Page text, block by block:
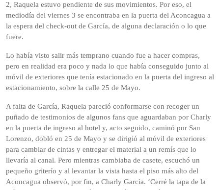
2, Raquela estuvo pendiente de sus movimientos. Por eso, el
mediodía del viernes 3 se encontraba en la puerta del Aconcagua a
la espera del check-out de García, de alguna declaración o lo que
fuere.
Lo había visto salir más temprano cuando fue a hacer compras,
pero en realidad era poco y nada lo que había conseguido junto al
móvil de exteriores que tenía estacionado en la puerta del ingreso al
estacionamiento, sobre la calle 25 de Mayo.
A falta de García, Raquela pareció conformarse con recoger un
puñado de testimonios de algunos fans que aguardaban por Charly
en la puerta de ingreso al hotel y, acto seguido, caminó por San
Lorenzo, dobló en 25 de Mayo y se dirigió al móvil de exteriores
para cambiar de cintas y entregar el material a un remís que lo
llevaría al canal. Pero mientras cambiaba de casete, escuchó un
pequeño griterío y al levantar la vista hasta el piso más alto del
Aconcagua observó, por fin, a Charly García. ‘Cerré la tapa de la